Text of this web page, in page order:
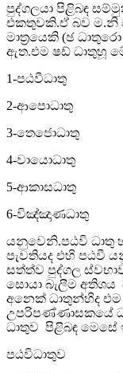
පුද්ගලයා පිළිබඳ
එකතුවකි.ඒ බව ම.නි
මාත්‍රයෙකි (ඡ
ඇත.එම ෂඩ් ධාතුහූ
1-පඨවීධාතු
2-ආපොධාතු
3-තෙජොධාතු
4-වායොධාතු
5-ආකාසධාතු
6-විඤ‍්ඤාණධාතු
යනුවෙනි.පඨවි ධාතු
පැවතියද එහි පඨවී
සත්ත්ව පුද්ගල
සොයා බැලීම අතිශය
අනෙක් ධාතුන්හිද
උපරිපණ්ණාසකයේ
ධාතුව පිළිබඳ මෙසේ
පඨවිධාතුව